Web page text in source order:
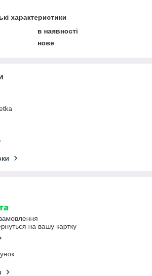
характеристики
в наявності
нове
на вашу картку